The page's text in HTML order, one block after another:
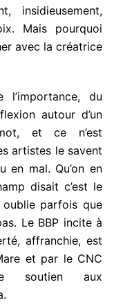
insidieusement,
Mais pourquoi
avec la créatrice
l’importance, du
autour d’un
et ce n’est
artistes le savent
en mal. Qu’on en
disait c’est le
parfois que
Le BBP incite à
affranchie, est
et par le CNC
soutien aux